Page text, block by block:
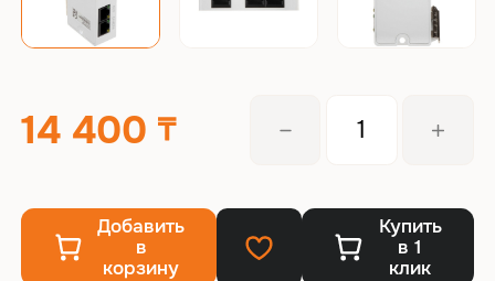
14 400
Добавить
в
корзину
Купить
в 1
клик